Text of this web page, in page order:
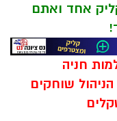
אחד ואתם
חניה
שוחקים